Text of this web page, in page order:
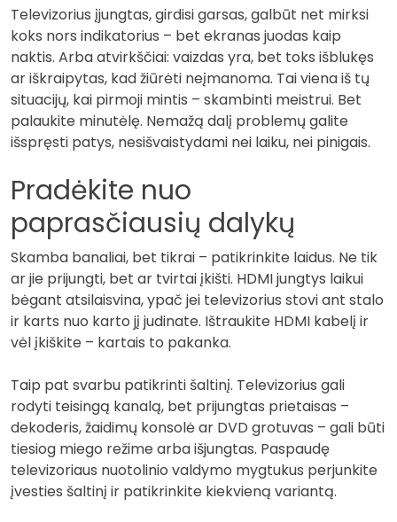
Televizorius įjungtas, girdisi garsas, galbūt net mirksi
koks nors indikatorius – bet ekranas juodas kaip
naktis. Arba atvirkščiai: vaizdas yra, bet toks išblukęs
ar iškraipytas, kad žiūrėti neįmanoma. Tai viena iš tų
situacijų, kai pirmoji mintis – skambinti meistrui. Bet
palaukite minutėlę. Nemažą dalį problemų galite
išspręsti patys, nesišvaistydami nei laiku, nei pinigais.
Pradėkite nuo
paprasčiausių dalykų
Skamba banaliai, bet tikrai – patikrinkite laidus. Ne tik
ar jie prijungti, bet ar tvirtai įkišti. HDMI jungtys laikui
bėgant atsilaisvina, ypač jei televizorius stovi ant stalo
ir karts nuo karto jį judinate. Ištraukite HDMI kabelį ir
vėl įkiškite – kartais to pakanka.
Taip pat svarbu patikrinti šaltinį. Televizorius gali
rodyti teisingą kanalą, bet prijungtas prietaisas –
dekoderis, žaidimų konsolė ar DVD grotuvas – gali būti
tiesiog miego režime arba išjungtas. Paspaudę
televizoriaus nuotolinio valdymo mygtukus perjunkite
įvesties šaltinį ir patikrinkite kiekvieną variantą.